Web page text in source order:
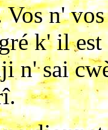
Vos n'
k' il
n' sai